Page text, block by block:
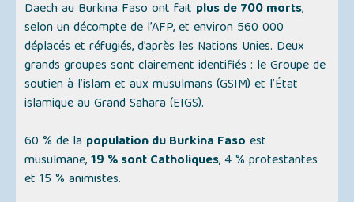
Daech au Burkina Faso ont fait plus de 700 morts,
selon un décompte de l’AFP, et environ 560 000
déplacés et réfugiés, d’après les Nations Unies. Deux
grands groupes sont clairement identifiés : le Groupe de
soutien à l’islam et aux musulmans (GSIM) et l’État
islamique au Grand Sahara (EIGS).
60 % de la population du Burkina Faso est
musulmane,19 % sont Catholiques, 4 % protestantes
et 15 % animistes.